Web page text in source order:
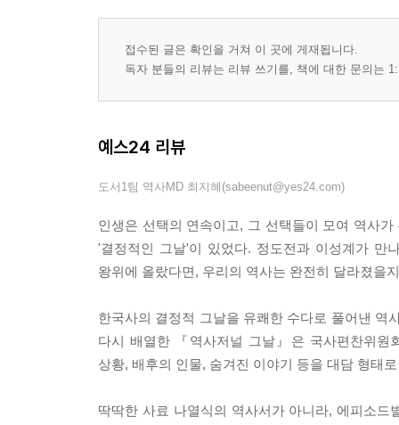
세종대왕의 이름을 딴 국제적인 상이 있다? ｜ 샘
특별기획 - 창덕궁 가는 날
치러진 이유 ｜ 내시들이 체력 훈련을 받았다? ｜
쉬는 낙선재
접수된 글은 확인을 거쳐 이 곳에 게재됩니다.
독자 분들의 리뷰는 리뷰 쓰기를, 책에 대한 문의는
예스24 리뷰
도서1팀 역사MD 최지혜(sabeenut@yes24.com)
인생은 선택의 연속이고, 그 선택들이 모여 역사
'결정적인 그날'이 있었다. 정도전과 이성계가 만
왕위에 올랐다면, 우리의 역사는 완전히 달라졌을
한국사의 결정적 그날을 유쾌한 수다로 풀어낸 역
다시 배열한 『역사저널 그날』은 국사편찬위
상황, 배후의 인물, 숨겨진 이야기 등을 대담 형태
딱딱한 사료 나열식의 역사서가 아니라, 에피소